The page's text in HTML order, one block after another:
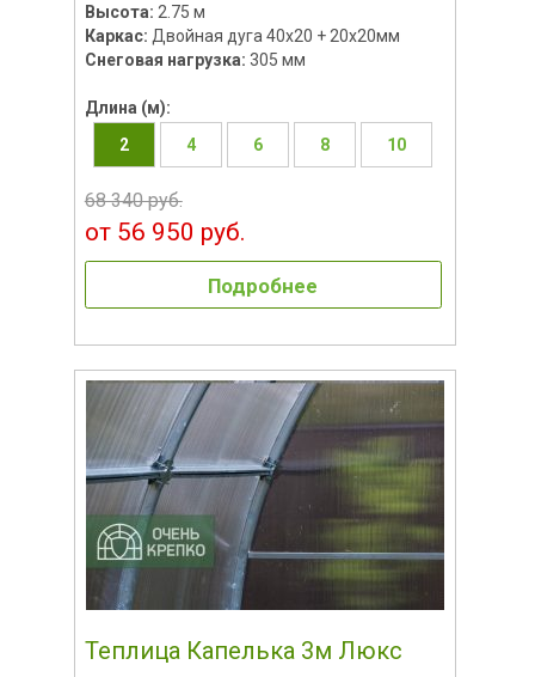
Высота: 2.75 м
Каркас: Двойная дуга 40х20 + 20х20мм
Снеговая нагрузка: 305 мм
Длина (м):
2
4 6 8 10
68 340 руб.
от 56 950 руб.
Подробнее
Теплица Капелька 3м Люкс